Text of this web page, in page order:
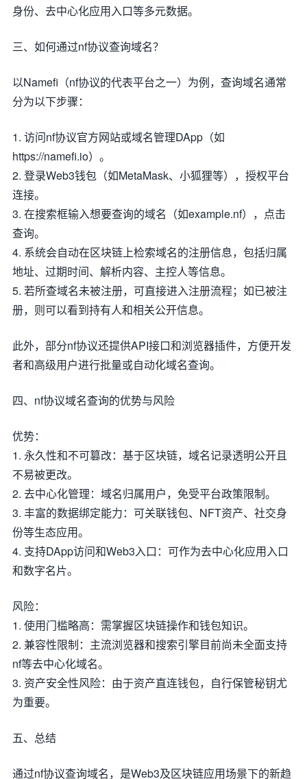
身份、去中心化应用入口等多元数据。
三、如何通过nf协议查询域名？
以Namefi（nf协议的代表平台之一）为例，查询域名通常
分为以下步骤：
1. 访问nf协议官方网站或域名管理DApp（如
https://namefi.io）。
2. 登录Web3钱包（如MetaMask、小狐狸等），授权平台
连接。
3. 在搜索框输入想要查询的域名（如example.nf），点击
查询。
4. 系统会自动在区块链上检索域名的注册信息，包括归属
地址、过期时间、解析内容、主控人等信息。
5. 若所查域名未被注册，可直接进入注册流程；如已被注
册，则可以看到持有人和相关公开信息。
此外，部分nf协议还提供API接口和浏览器插件，方便开发
者和高级用户进行批量或自动化域名查询。
四、nf协议域名查询的优势与风险
优势：
1. 永久性和不可篡改：基于区块链，域名记录透明公开且
不易被更改。
2. 去中心化管理：域名归属用户，免受平台政策限制。
3. 丰富的数据绑定能力：可关联钱包、NFT资产、社交身
份等生态应用。
4. 支持DApp访问和Web3入口：可作为去中心化应用入口
和数字名片。
风险：
1. 使用门槛略高：需掌握区块链操作和钱包知识。
2. 兼容性限制：主流浏览器和搜索引擎目前尚未全面支持
nf等去中心化域名。
3. 资产安全性风险：由于资产直连钱包，自行保管秘钥尤
为重要。
五、总结
通过nf协议查询域名，是Web3及区块链应用场景下的新趋